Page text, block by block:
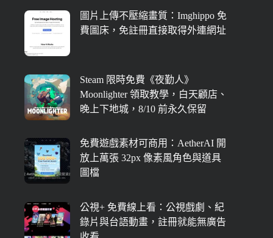
圖片上傳不壓縮畫質：Imghippo 免
費圖床，免註冊直接取得外連網址
Steam 限時免費《夜勤人》
Moonlighter 領取教學，白天顧店、
晚上下地城，8/10 前永久保留
免費遊戲素材可商用：AetherAI 開
放上萬張 32px 像素風角色與道具
圖檔
公視+ 免費線上看：公視戲劇、紀
錄片與台語動畫，註冊就能無廣告